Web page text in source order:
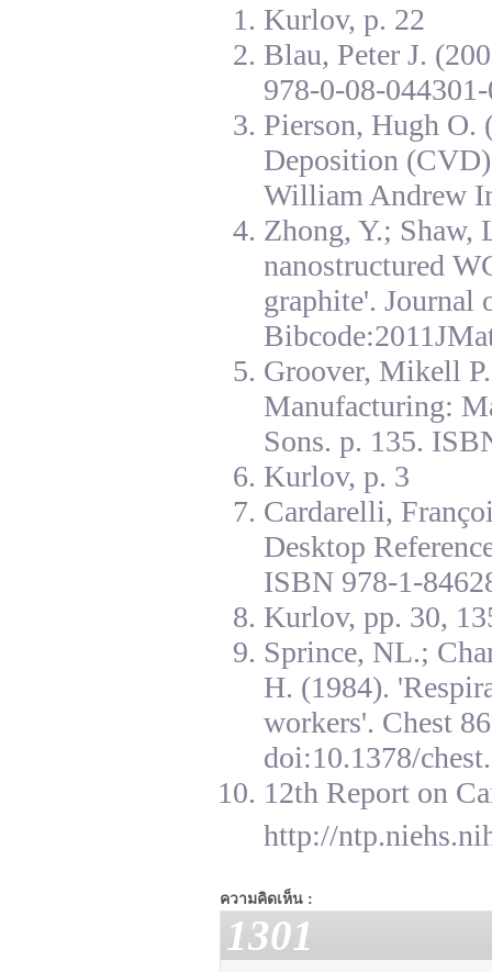
Kurlov, p. 22
Blau, Peter J.
978-0-08-
Pierson, Hugh O.
Deposition
William Andrew
Zhong, Y.; Shaw,
nanostructured
graphite'. Journal
Groover, Mikell
Manufacturing:
Sons. p. 135.
Kurlov, p. 3
Cardarelli,
Desktop
ISBN 978-1-
Kurlov, pp. 30,
Sprince, NL.;
H. (1984).
workers'. Chest
doi:10.1378/
12th Report on
http://
ความคิดเห็น :
1301